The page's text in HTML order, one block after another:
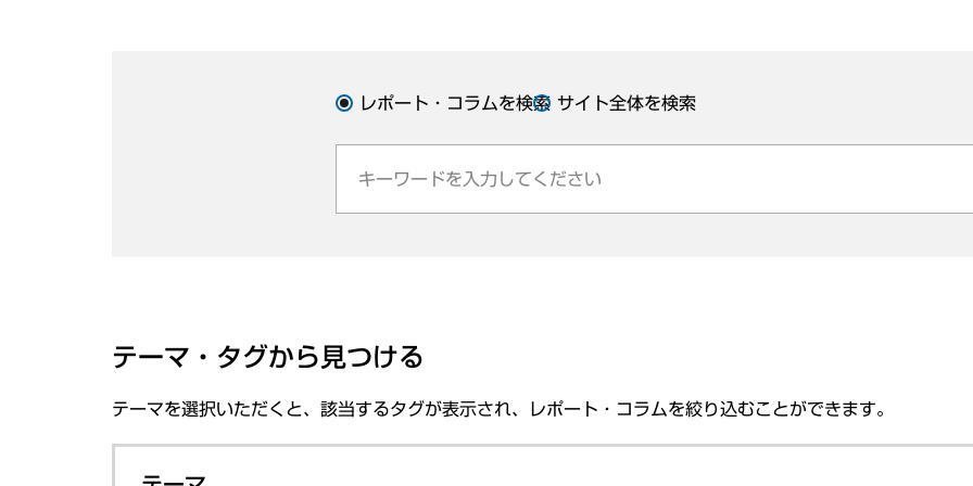
レポート・コラムを検索 サイト全体を検索
テーマ・タグから見つける
テーマを選択いただくと、該当するタグが表示され、レポート・コラムを絞り込むことができます。